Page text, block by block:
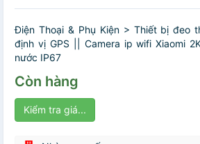
Điện Thoại & Phụ Kiện > Thiết bị đeo
định vị GPS || Camera ip wifi Xiaomi
nước IP67
Còn hàng
Kiểm tra giá...